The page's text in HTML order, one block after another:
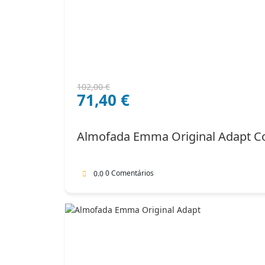
102,00€
O
preço
102,00 €.
71,40 €
O
preço
71,40 €.
Almofada Emma Original Adapt
0.00 Comentários